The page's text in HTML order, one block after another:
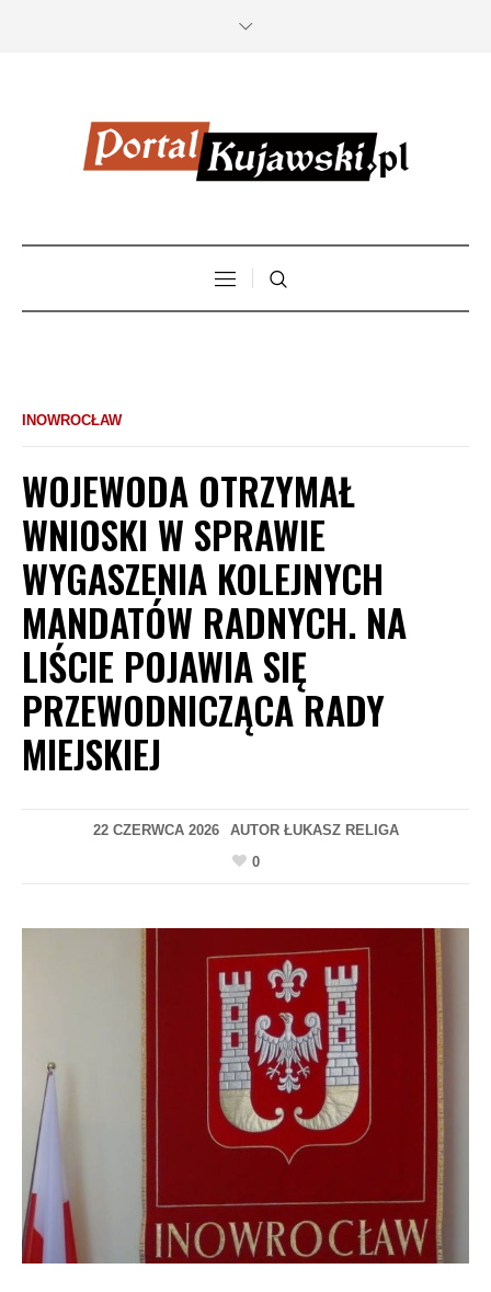
INOWROCŁAW
WOJEWODA OTRZYMAŁ
WNIOSKI W SPRAWIE
WYGASZENIA KOLEJNYCH
MANDATÓW RADNYCH. NA
LIŚCIE POJAWIA SIĘ
PRZEWODNICZĄCA RADY
MIEJSKIEJ
22 CZERWCA 2026 AUTOR ŁUKASZ RELIGA
0